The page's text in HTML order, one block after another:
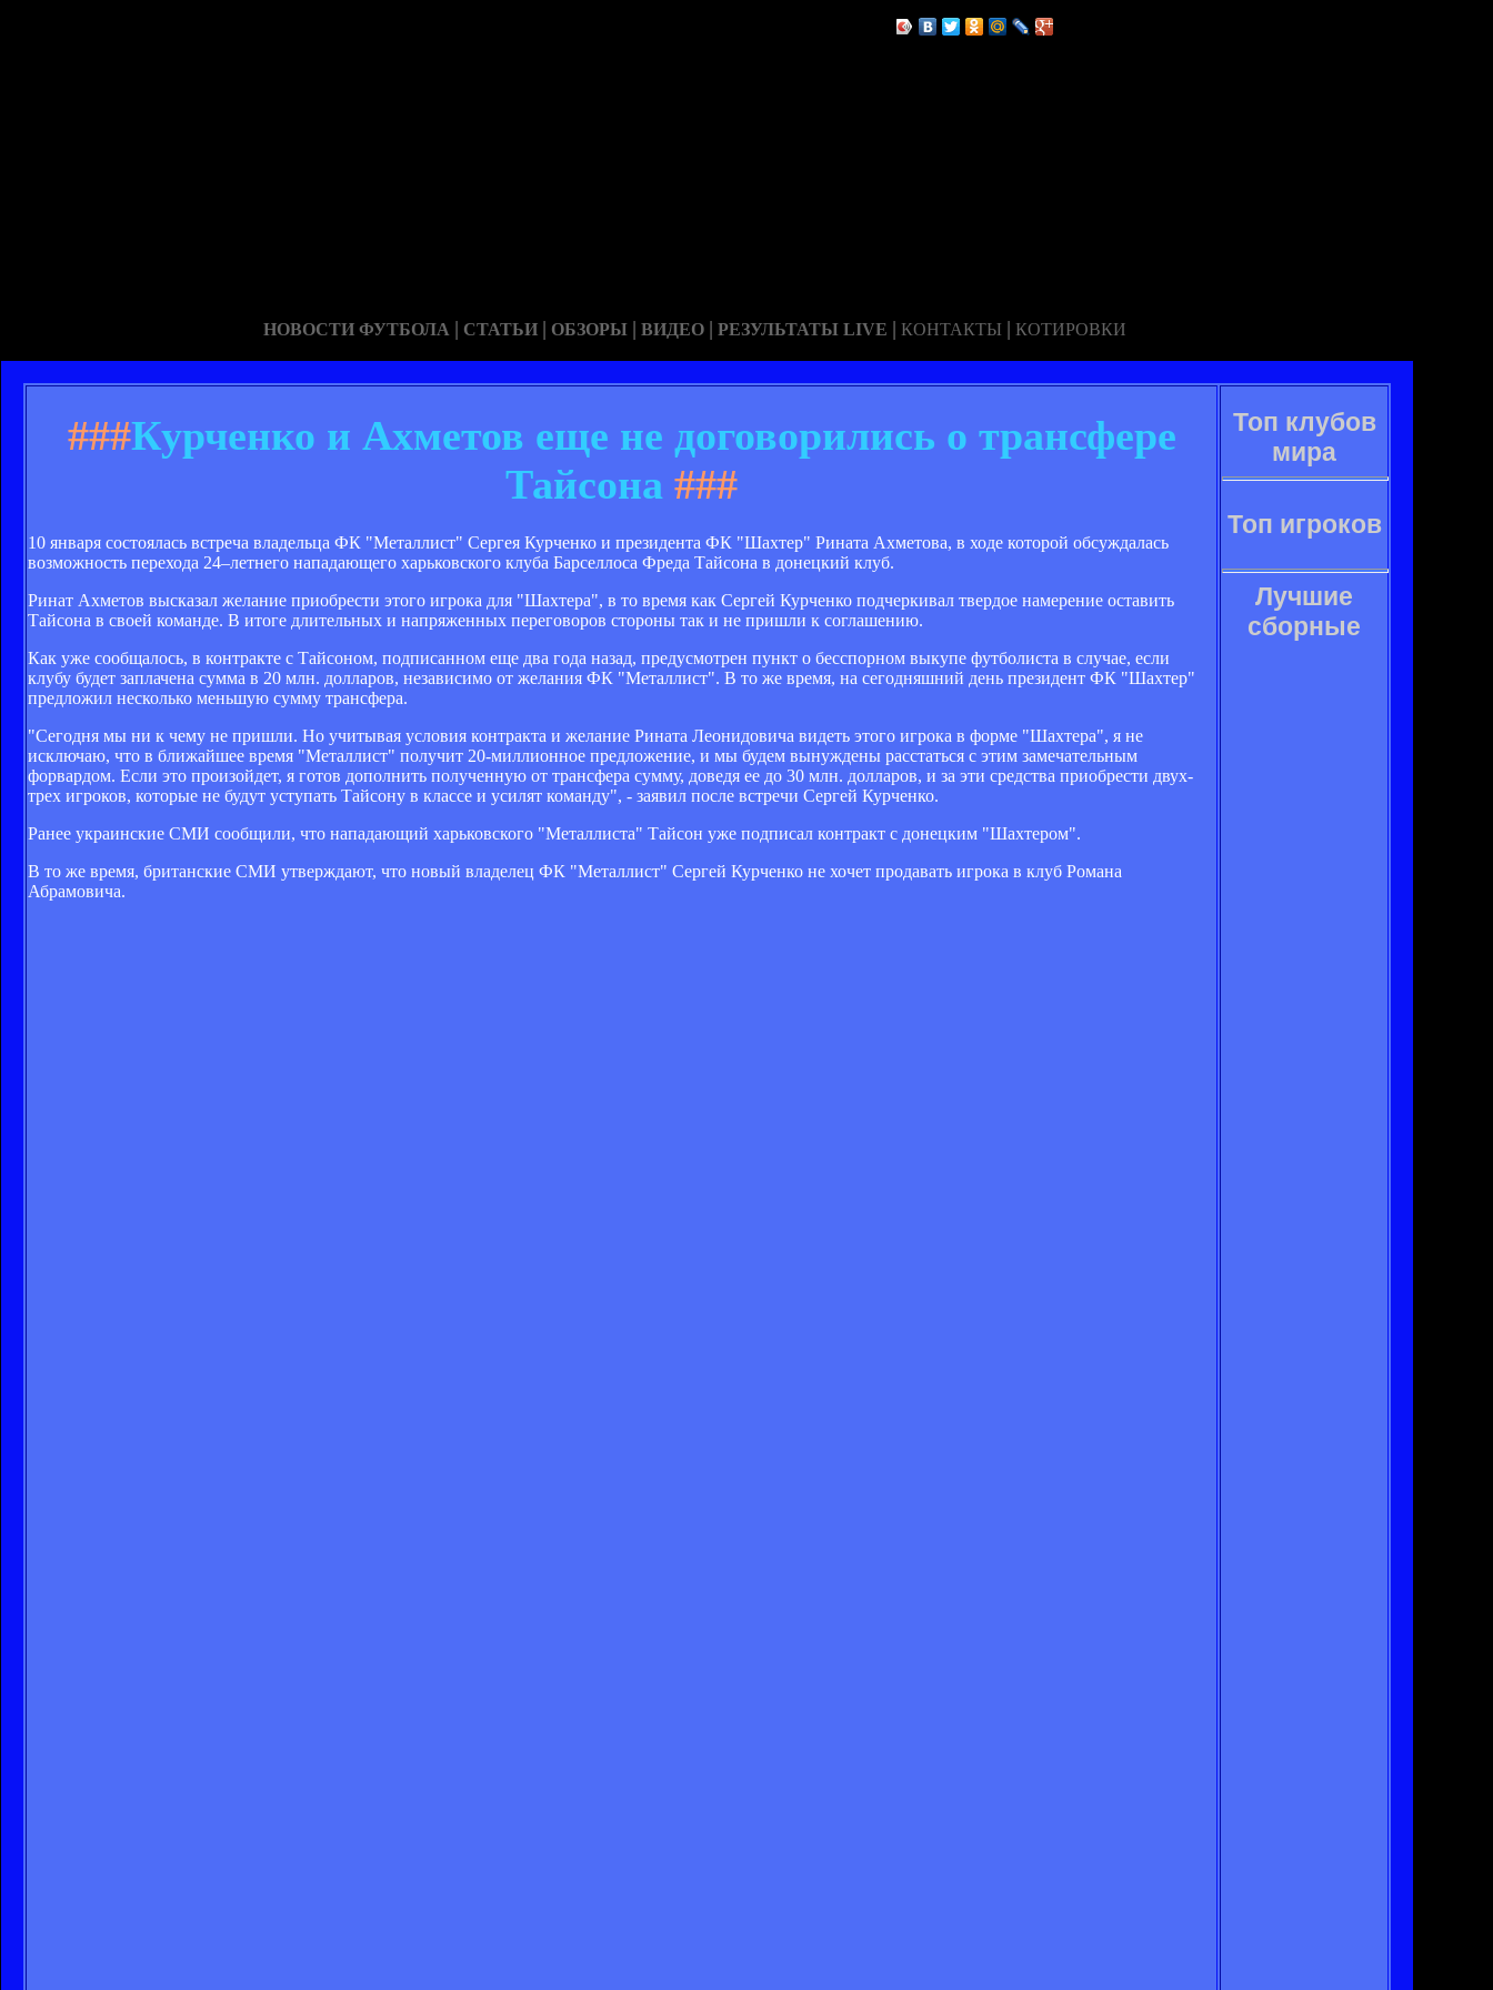
НОВОСТИ ФУТБОЛА | СТАТЬИ | ОБЗОРЫ | ВИДЕО | РЕЗУЛЬТАТЫ LIVE | КОНТАКТЫ | КОТИРОВКИ
###Курченко и Ахметов еще не договорились о трансфере
Тайсона ###
10 января состоялась встреча владельца ФК "Металлист" Сергея Курченко и президента ФК "Шахтер" Рината Ахметова, в ходе которой обсуждалась
возможность перехода 24–летнего нападающего харьковского клуба Барселлоса Фреда Тайсона в донецкий клуб.
Ринат Ахметов высказал желание приобрести этого игрока для "Шахтера", в то время как Сергей Курченко подчеркивал твердое намерение оставить
Тайсона в своей команде. В итоге длительных и напряженных переговоров стороны так и не пришли к соглашению.
Как уже сообщалось, в контракте с Тайсоном, подписанном еще два года назад, предусмотрен пункт о бесспорном выкупе футболиста в случае, если
клубу будет заплачена сумма в 20 млн. долларов, независимо от желания ФК "Металлист". В то же время, на сегодняшний день президент ФК "Шахтер"
предложил несколько меньшую сумму трансфера.
"Сегодня мы ни к чему не пришли. Но учитывая условия контракта и желание Рината Леонидовича видеть этого игрока в форме "Шахтера", я не
исключаю, что в ближайшее время "Металлист" получит 20-миллионное предложение, и мы будем вынуждены расстаться с этим замечательным
форвардом. Если это произойдет, я готов дополнить полученную от трансфера сумму, доведя ее до 30 млн. долларов, и за эти средства приобрести двух-
трех игроков, которые не будут уступать Тайсону в классе и усилят команду", - заявил после встречи Сергей Курченко.
Ранее украинские СМИ сообщили, что нападающий харьковского "Металлиста" Тайсон уже подписал контракт с донецким "Шахтером".
В то же время, британские СМИ утверждают, что новый владелец ФК "Металлист" Сергей Курченко не хочет продавать игрока в клуб Романа
Абрамовича.
Топ клубов
мира
Топ игроков
Лучшие
сборные